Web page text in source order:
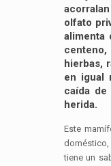
olfato
alimenta
hierbas,
en igual
caída
herida.
Este
tiene un